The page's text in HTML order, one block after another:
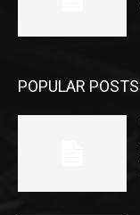
POPULAR POSTS